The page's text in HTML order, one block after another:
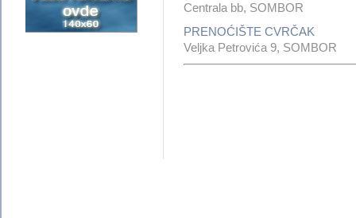
Centrala bb, SOMBOR
PRENOĆIŠTE CVRČAK
Veljka Petrovića 9, SOMBOR